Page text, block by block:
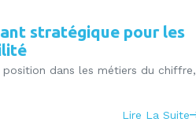
stratégique pour les
dans les métiers du chiffre,
Lire La Suite